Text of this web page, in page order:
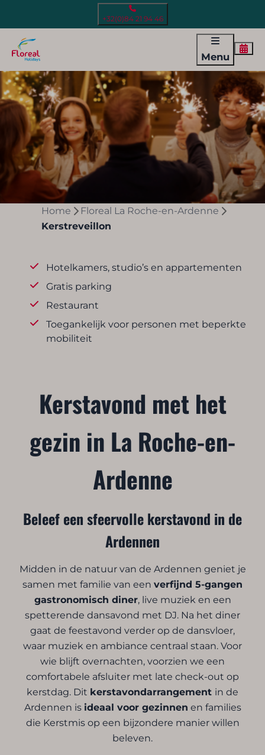
+32(0)84 21 94 46
Menu
Home
Floreal La Roche-en-Ardenne
Kerstreveillon
Hotelkamers, studio’s en appartementen
Gratis parking
Restaurant
Toegankelijk voor personen met beperkte
mobiliteit
Kerstavond met het
gezin in La Roche-en-
Ardenne
Beleef een sfeervolle kerstavond in de
Ardennen
Midden in de natuur van de Ardennen geniet je
samen met familie van een verfijnd 5-gangen
gastronomisch diner, live muziek en een
spetterende dansavond met DJ. Na het diner
gaat de feestavond verder op de dansvloer,
waar muziek en ambiance centraal staan. Voor
wie blijft overnachten, voorzien we een
comfortabele afsluiter met late check-out op
kerstdag. Dit kerstavondarrangement in de
Ardennen is ideaal voor gezinnen en families
die Kerstmis op een bijzondere manier willen
beleven.